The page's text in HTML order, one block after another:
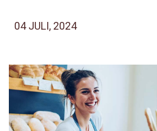
04 JULI, 2024